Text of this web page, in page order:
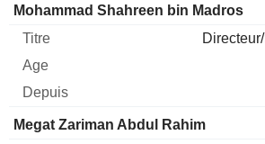
Administrateur Titre Age Depuis
Mohammad Shahreen bin Madros
Megat Zariman Abdul Rahim